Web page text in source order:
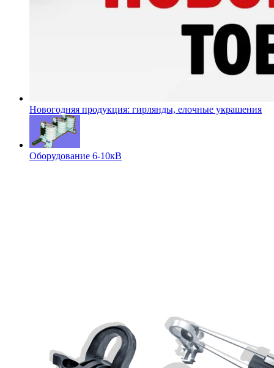
Новогодняя продукция: гирлянды, елочные украшения
Оборудование 6-10кВ